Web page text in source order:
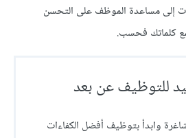
إلى مساعدة الموظف على التحسن
كلماتك فحسب.
للتوظيف عن بعد
وابدأ بتوظيف أفضل الكفاءات